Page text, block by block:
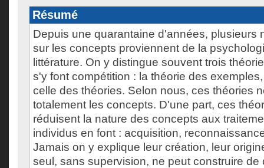
Résumé
Depuis une quarantaine d'années, plusieurs
sur les concepts proviennent de la
littérature. On y distingue souvent trois
s'y font compétition : la théorie des
celle des théories. Selon nous, ces théories
totalement les concepts. D'une part, ces
réduisent la nature des concepts aux
individus en font : acquisition,
Jamais on y explique leur création, leur
seul, sans supervision, ne peut construire de